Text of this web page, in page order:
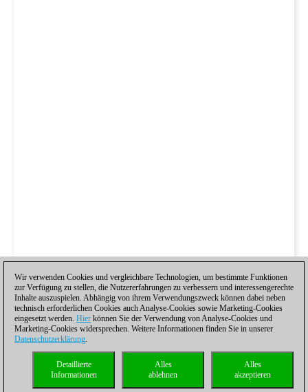
Wir verwenden Cookies und vergleichbare Technologien, um bestimmte Funktionen
zur Verfügung zu stellen, die Nutzererfahrungen zu verbessern und interessengerechte
Inhalte auszuspielen. Abhängig von ihrem Verwendungszweck können dabei neben
technisch erforderlichen Cookies auch Analyse-Cookies sowie Marketing-Cookies
eingesetzt werden. Hier können Sie der Verwendung von Analyse-Cookies und
Marketing-Cookies widersprechen. Weitere Informationen finden Sie in unserer
Datenschutzerklärung.
Alles
akzeptieren
Alles
ablehnen
Detaillierte
Informationen